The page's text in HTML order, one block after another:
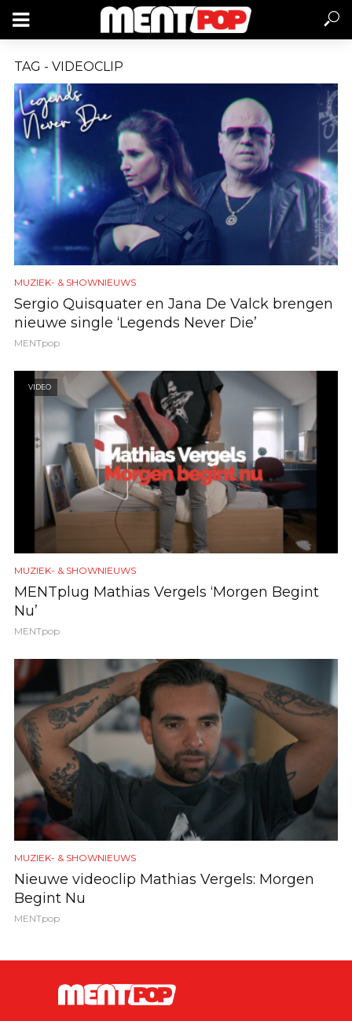
TAG - VIDEOCLIP
MUZIEK- & SHOWNIEUWS
Sergio Quisquater en Jana De Valck brengen
nieuwe single ‘Legends Never Die’
MENTpop
VIDEO
MUZIEK- & SHOWNIEUWS
MENTplug Mathias Vergels ‘Morgen Begint
Nu’
MENTpop
MUZIEK- & SHOWNIEUWS
Nieuwe videoclip Mathias Vergels: Morgen
Begint Nu
MENTpop